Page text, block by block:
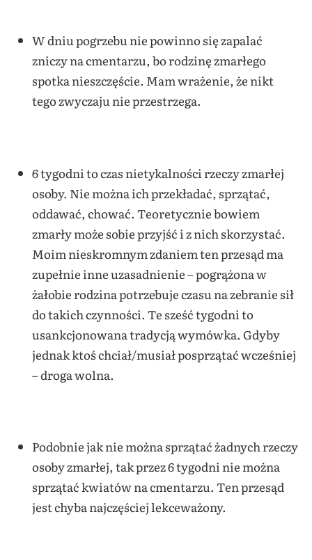
W dniu pogrzebu nie powinno się zapalać
zniczy na cmentarzu, bo rodzinę zmarłego
spotka nieszczęście. Mam wrażenie, że nikt
tego zwyczaju nie przestrzega.
6 tygodni to czas nietykalności rzeczy zmarłej
osoby. Nie można ich przekładać, sprzątać,
oddawać, chować. Teoretycznie bowiem
zmarły może sobie przyjść i z nich skorzystać.
Moim nieskromnym zdaniem ten przesąd ma
zupełnie inne uzasadnienie – pogrążona w
żałobie rodzina potrzebuje czasu na zebranie sił
do takich czynności. Te sześć tygodni to
usankcjonowana tradycją wymówka. Gdyby
jednak ktoś chciał/musiał posprzątać wcześniej
– droga wolna.
Podobnie jak nie można sprzątać żadnych rzeczy
osoby zmarłej, tak przez 6 tygodni nie można
sprzątać kwiatów na cmentarzu. Ten przesąd
jest chyba najczęściej lekceważony.